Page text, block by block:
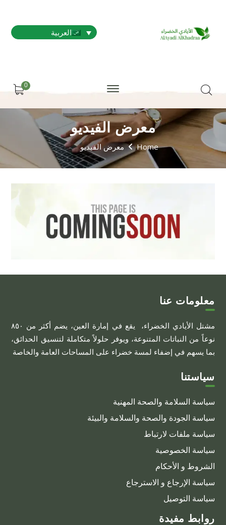
العربية
0
معرض الفيديو
Home معرض الفيديو
معلومات عنا
مشتل الأيادي الخضراء، يقع في إمارة العين، يضم أكثر من ٨٥٠
نوعاً من النباتات المتنوعة، ويوفر حلولاً متكاملة لتنسيق الحدائق،
بما يسهم في إضفاء لمسة خضراء على المساحات العامة والخاصة
سياستنا
سياسة السلامة والصحة المهنية
سياسة الجودة والصحة والسلامة والبيئة
سياسة ملفات لارتباط
سياسة الخصوصية
الشروط و الأحكام
سياسة الإرجاع و الاسترجاع
سياسة التوصيل
روابط مفيدة